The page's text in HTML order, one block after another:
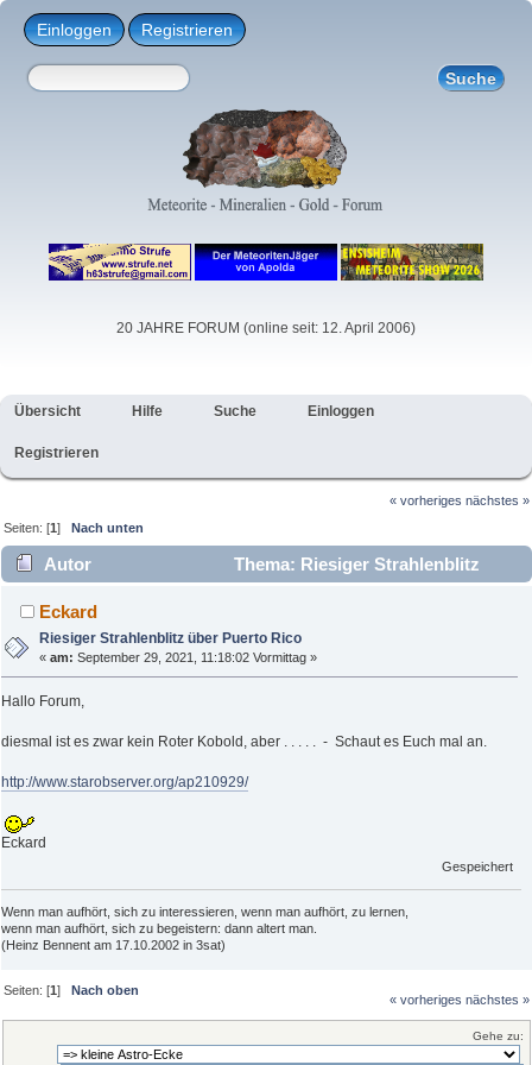
Einloggen Registrieren
20 JAHRE FORUM (online seit: 12. April 2006)
Übersicht Hilfe Suche Einloggen
Registrieren
« vorheriges nächstes »
Seiten: [1]Nach unten
Autor
Thema: Riesiger Strahlenblitz
über Puerto Rico (Gelesen 1708 mal)
Eckard
Riesiger Strahlenblitz über Puerto Rico
«am: September 29, 2021, 11:18:02 Vormittag »
Hallo Forum,
diesmal ist es zwar kein Roter Kobold, aber . . . . . - Schaut es Euch mal an.
http://www.starobserver.org/ap210929/
Eckard
Gespeichert
Wenn man aufhört, sich zu interessieren, wenn man aufhört, zu lernen,
wenn man aufhört, sich zu begeistern: dann altert man.
(Heinz Bennent am 17.10.2002 in 3sat)
Seiten: [1]Nach oben
« vorheriges nächstes »
Gehe zu: